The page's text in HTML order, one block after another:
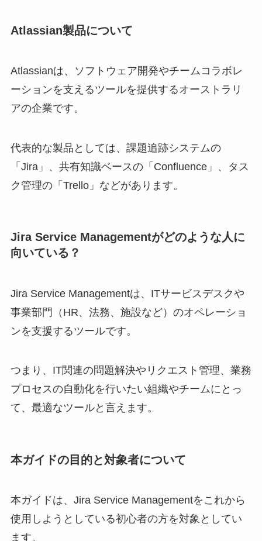
Atlassian製品について
Atlassianは、ソフトウェア開発やチームコラボレ
ーションを支えるツールを提供するオーストラリ
アの企業です。
代表的な製品としては、課題追跡システムの
「Jira」、共有知識ベースの「Confluence」、タス
ク管理の「Trello」などがあります。
Jira Service Managementがどのような人に
向いている？
Jira Service Managementは、ITサービスデスクや
事業部門（HR、法務、施設など）のオペレーショ
ンを支援するツールです。
つまり、IT関連の問題解決やリクエスト管理、業務
プロセスの自動化を行いたい組織やチームにとっ
て、最適なツールと言えます。
本ガイドの目的と対象者について
本ガイドは、Jira Service Managementをこれから
使用しようとしている初心者の方を対象としてい
ます。